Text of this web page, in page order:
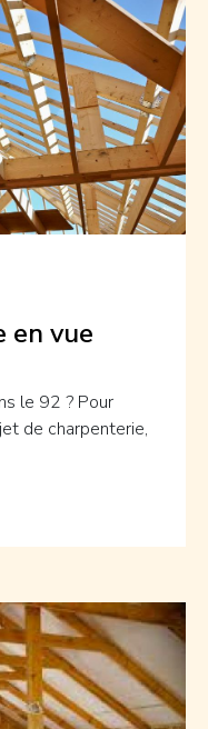
en vue
le 92 ? Pour
de charpenterie,